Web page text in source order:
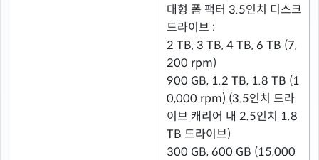
대형 폼 팩터 3.5인치 디스크
드라이브 :
2 TB, 3 TB, 4 TB, 6 TB (7,
200 rpm)
900 GB, 1.2 TB, 1.8 TB (1
0,000 rpm) (3.5인치 드라
이브 캐리어 내 2.5인치 1.8
TB 드라이브)
300 GB, 600 GB (15,000